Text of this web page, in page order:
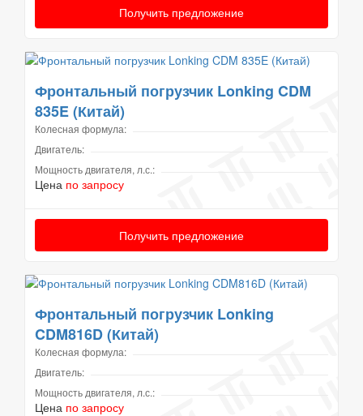
Получить предложение
Фронтальный погрузчик Lonking CDM
835E (Китай)
Колесная формула:
Двигатель:
Мощность двигателя, л.с.:
Цена по запросу
Получить предложение
Фронтальный погрузчик Lonking
CDM816D (Китай)
Колесная формула:
Двигатель:
Мощность двигателя, л.с.:
Цена по запросу